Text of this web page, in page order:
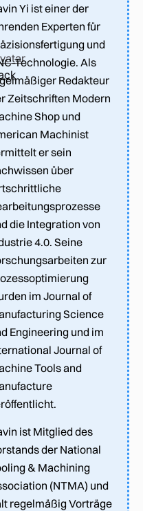
Yi ist einer der
Experten für
und
Technologie. Als
Redakteur
Zeitschriften Modern
Shop und
Machinist
er sein
über
die Integration von
4.0. Seine
zur
im Journal of
Science
Engineering und im
Journal of
Tools and
ist Mitglied des
der National
& Machining
(NTMA) und
regelmäßig Vorträge